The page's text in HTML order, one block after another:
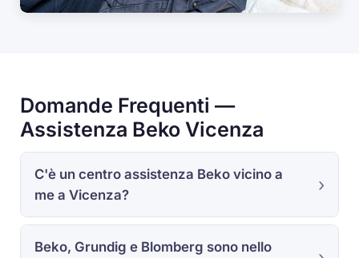
Domande Frequenti —
Assistenza Beko Vicenza
C'è un centro assistenza Beko vicino a
me a Vicenza?
Beko, Grundig e Blomberg sono nello